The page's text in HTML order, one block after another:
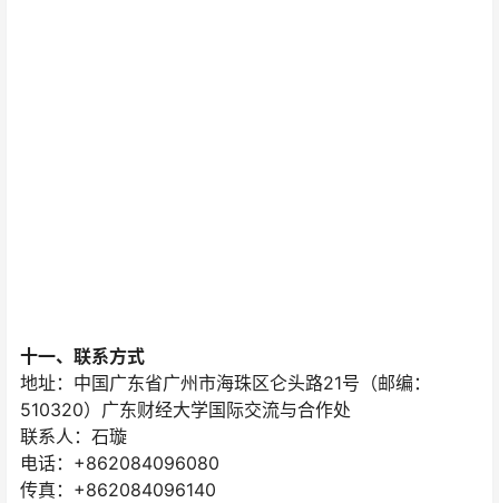
十一、联系方式
地址：中国广东省广州市海珠区仑头路21号（邮编：
510320）广东财经大学国际交流与合作处
联系人：石璇
电话：+862084096080
传真：+862084096140